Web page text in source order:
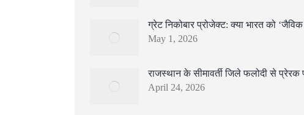
ग्रेट निकोबार प्रोजेक्ट: क्या भारत को
May 1, 2026
राजस्थान के सीमावर्ती जिले फलोदी से
April 24, 2026